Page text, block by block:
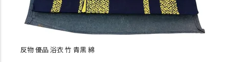
反物 優品 浴衣 竹 青黒 綿